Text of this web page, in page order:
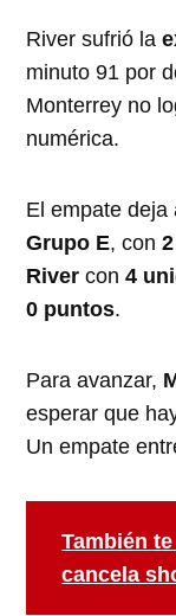
River sufrió la
minuto 91 por
Monterrey no
numérica.
El empate
Grupo E, con
River con4
0 puntos.
Para avanzar,
esperar que
Un empate
También
cancela